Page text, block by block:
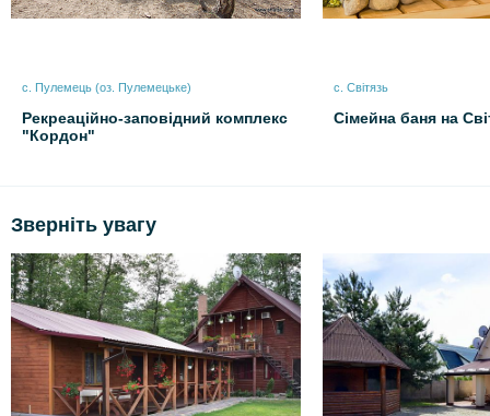
с. Пулемець (оз. Пулемецьке)
Рекреаційно-заповідний комплекс
"Кордон"
с. Світязь
Сімейна баня на
Зверніть увагу